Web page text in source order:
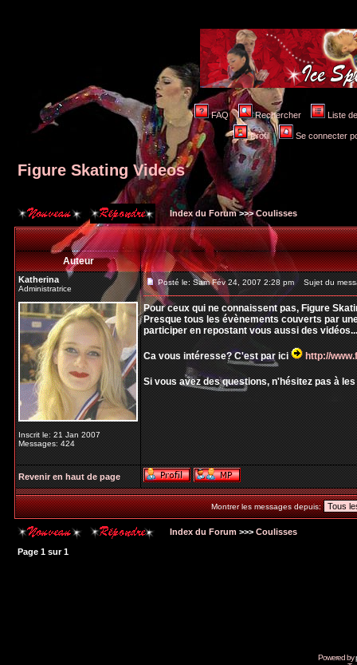
FAQ Rechercher Liste
Profil Se connecter
Figure Skating Videos
Index du Forum>>>Coulisses
Auteur
Katherina
Administratrice
Inscrit le: 21 Jan 2007
Messages: 424
Posté le: Sam Fév 24, 2007 2:28 pm Sujet du
Pour ceux qui ne connaissent pas, Figure
Presque tous les évènements couverts par
participer en repostant vous aussi des vidéos...
Ca vous intéresse? C'est par ici http://
Si vous avez des questions, n'hésitez pas à
Revenir en haut de page
Montrer les messages depuis:
Index du Forum >>> Coulisses
Page 1 sur1
Powered by